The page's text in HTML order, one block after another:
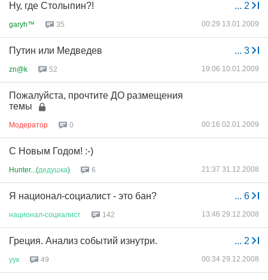
... 2
Ну, где Столыпин?!
garyh™ 35 00:29 13.01.2009
... 3
Путин или Медведев
zn@k 52 19:06 10.01.2009
Пожалуйста, прочтите ДО размещения
темы
Модератор 0 00:16 02.01.2009
C Новым Годом! :-)
Hunter...(дедушка) 6 21:37 31.12.2008
... 6
Я национал-социалист - это бан?
национал-социалист 142 13:46 29.12.2008
... 2
Греция. Анализ событий изнутри.
уук 49 00:34 29.12.2008